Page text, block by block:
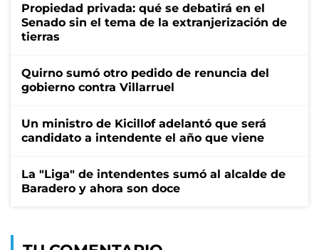
Propiedad privada: qué se debatirá en el
Senado sin el tema de la extranjerización de
tierras
Quirno sumó otro pedido de renuncia del
gobierno contra Villarruel
Un ministro de Kicillof adelantó que será
candidato a intendente el año que viene
La "Liga" de intendentes sumó al alcalde de
Baradero y ahora son doce